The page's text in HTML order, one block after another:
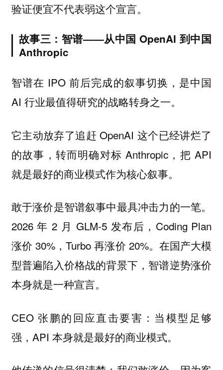
验证便宜不代表弱这个宣言。
故事三：智谱——从中国 OpenAI 到中国
Anthropic
智谱在 IPO 前后完成的叙事切换，是中国
AI 行业最值得研究的战略转身之一。
它主动放弃了追赶 OpenAI 这个已经讲烂了
的故事，转而明确对标 Anthropic，把 API
就是最好的商业模式作为核心叙事。
敢于涨价是智谱叙事中最具冲击力的一笔。
2026 年 2 月 GLM-5 发布后，Coding Plan
涨价 30%，Turbo 再涨价 20%。在国产大模
型普遍陷入价格战的背景下，智谱逆势涨价
本身就是一种宣言。
CEO 张鹏的回应直击要害：当模型足够
强，API 本身就是最好的商业模式。